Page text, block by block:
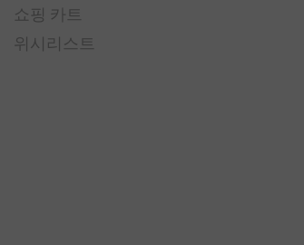
쇼핑 카트
위시리스트